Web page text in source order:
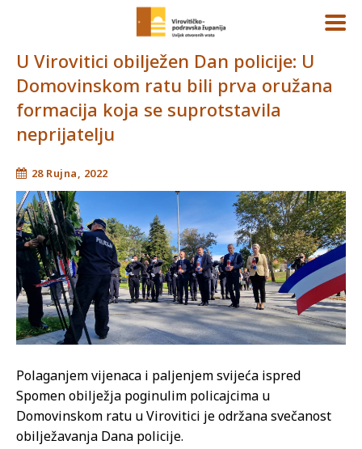
U Virovitici obilježen Dan policije: U
Domovinskom ratu bili prva oružana
formacija koja se suprotstavila
neprijatelju
28 Rujna, 2022
Polaganjem vijenaca i paljenjem svijeća ispred
Spomen obilježja poginulim policajcima u
Domovinskom ratu u Virovitici je održana svečanost
obilježavanja Dana policije.